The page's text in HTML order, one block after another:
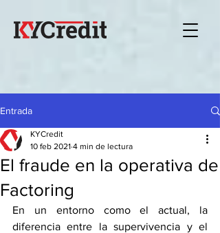
Entrada
El fraude en la operativa de
Factoring
KYCredit
10 feb 2021 4 min de lectura
En un entorno como el actual, la
diferencia entre la supervivencia y el